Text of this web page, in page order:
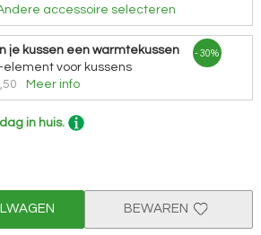
accessoire selecteren
je kussen een warmtekussen
voor kussens
Meer info
- 30%
in huis.
BEWAREN